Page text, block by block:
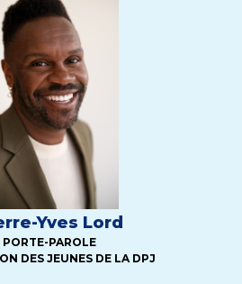
Yves Lord
PORTE-PAROLE
DES JEUNES DE LA DPJ